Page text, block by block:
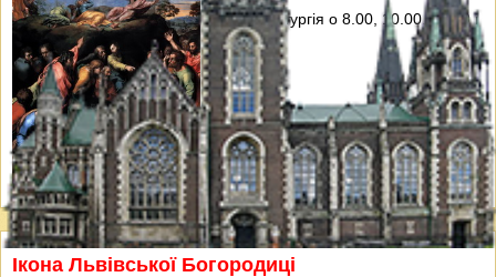
Свята Літургія о 8.00, 10.00, 12.00 і
18.00
Ікона Львівської Богородиці